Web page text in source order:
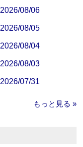
08/06
08/05
08/04
08/03
07/31
もっと見る »